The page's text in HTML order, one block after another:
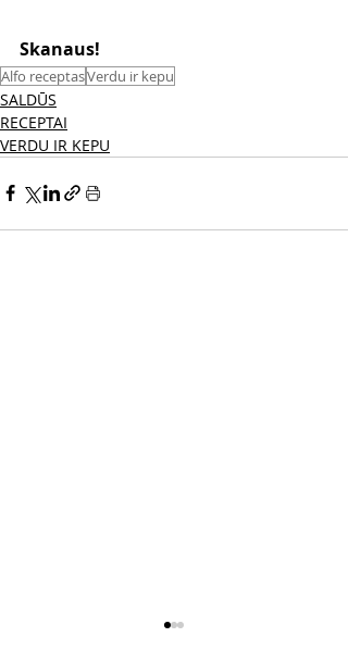
Skanaus!
Alfo receptasVerdu ir kepu
SALDŪS
RECEPTAI
VERDU IR KEPU